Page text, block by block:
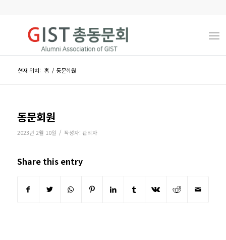
현재 위치: 홈 / 동문회원
동문회원
2023년 2월 10일 / 작성자: 관리자
Share this entry